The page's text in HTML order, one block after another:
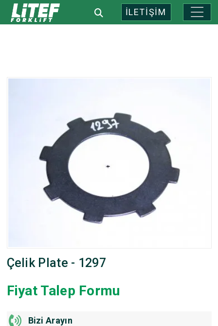
İLETİŞİM
Çelik Plate - 1297
Fiyat Talep Formu
Bizi Arayın